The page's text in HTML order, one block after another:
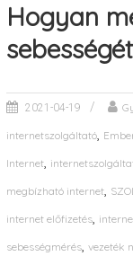
Hogyan
2021-04-19
internetszolgáltató,
Internet,
megbízható internet,
internet előfizetés,
sebességmérés, vezeték